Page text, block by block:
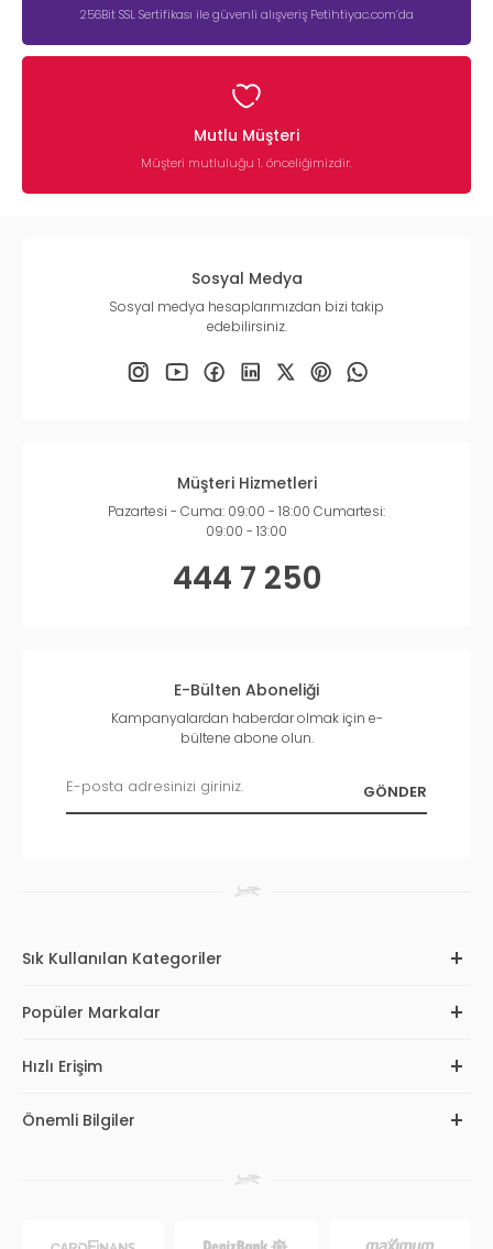
256Bit SSL Sertifikası ile güvenli alışveriş Petihtiyac.com’da
Mutlu Müşteri
Müşteri mutluluğu 1. önceliğimizdir.
Sosyal Medya
Sosyal medya hesaplarımızdan bizi takip
edebilirsiniz.
Müşteri Hizmetleri
Pazartesi - Cuma: 09:00 - 18:00 Cumartesi:
09:00 - 13:00
444 7 250
E-Bülten Aboneliği
Kampanyalardan haberdar olmak için e-
bültene abone olun.
Sık Kullanılan Kategoriler
Popüler Markalar
Hızlı Erişim
Önemli Bilgiler